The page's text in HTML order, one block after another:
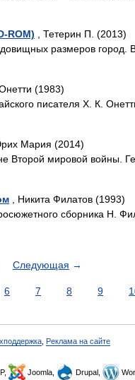
ROM) , Тетерин П. (2013)
размеров город.
(1983)
писателя X. К.
Мария (2014)
Второй мировой войны.
, Никита Филатов (1993)
сборника Н.
Следующая →
6 7 8 9
Реклама на сайте
Joomla, Drupal,